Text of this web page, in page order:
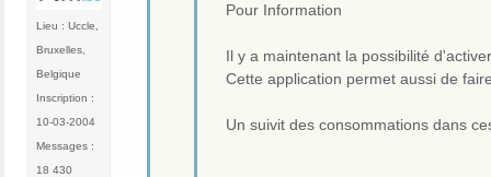
Lieu : Uccle,
Bruxelles,
Belgique
Inscription :
10-03-2004
Messages :
18 430
Pour Information
Il y a maintenant la possibilité
Cette application permet aussi de
Un suivit des consommations dans